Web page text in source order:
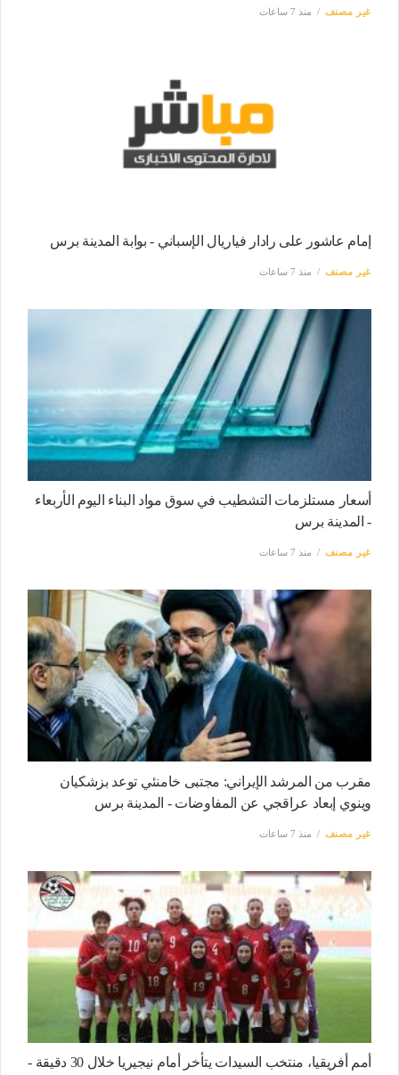
غير مصنف منذ 7 ساعات
إمام عاشور على رادار فياريال الإسباني - بوابة المدينة برس
غير مصنف منذ 7 ساعات
أسعار مستلزمات التشطيب في سوق مواد البناء اليوم الأربعاء
- المدينة برس
غير مصنف منذ 7 ساعات
مقرب من المرشد الإيراني: مجتبى خامنئي توعد بزشكيان
وينوي إبعاد عراقجي عن المفاوضات - المدينة برس
غير مصنف منذ 7 ساعات
أمم أفريقيا، منتخب السيدات يتأخر أمام نيجيريا خلال 30 دقيقة -